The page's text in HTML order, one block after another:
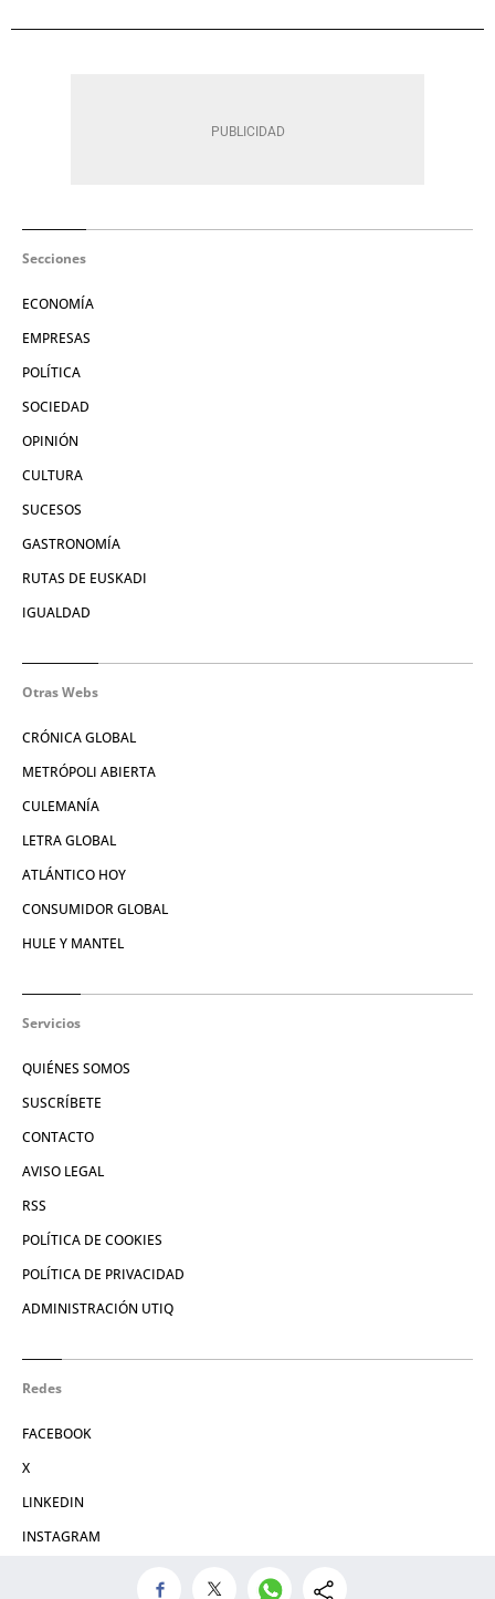
Secciones
ECONOMÍA
EMPRESAS
POLÍTICA
SOCIEDAD
OPINIÓN
CULTURA
SUCESOS
GASTRONOMÍA
RUTAS DE EUSKADI
IGUALDAD
Otras Webs
CRÓNICA GLOBAL
METRÓPOLI ABIERTA
CULEMANÍA
LETRA GLOBAL
ATLÁNTICO HOY
CONSUMIDOR GLOBAL
HULE Y MANTEL
Servicios
QUIÉNES SOMOS
SUSCRÍBETE
CONTACTO
AVISO LEGAL
RSS
POLÍTICA DE COOKIES
POLÍTICA DE PRIVACIDAD
ADMINISTRACIÓN UTIQ
Redes
FACEBOOK
X
LINKEDIN
INSTAGRAM